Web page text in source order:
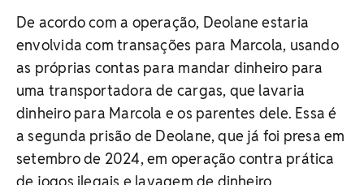
De acordo com a operação, Deolane estaria
envolvida com transações para Marcola, usando
as próprias contas para mandar dinheiro para
uma transportadora de cargas, que lavaria
dinheiro para Marcola e os parentes dele. Essa é
a segunda prisão de Deolane, que já foi presa em
setembro de 2024, em operação contra prática
de jogos ilegais e lavagem de dinheiro.